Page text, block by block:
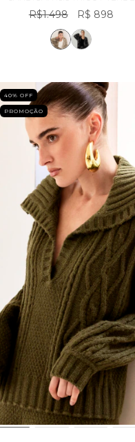
R$1.498 R$ 898
40% OFF
PROMOÇÃO